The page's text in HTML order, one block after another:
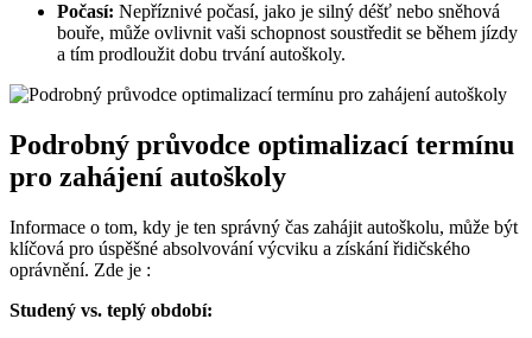
Počasí: Nepříznivé‌ počasí, jako‌ je silný déšť nebo sněhová
bouře, může ovlivnit vaši ‍schopnost soustředit⁣ se během jízdy​
a ‌tím prodloužit​ dobu trvání⁣ autoškoly.
Podrobný průvodce optimalizací ⁢termínu
pro zahájení ⁤autoškoly
Informace o tom,⁣ kdy⁣ je ten ‍správný ⁣čas ‍zahájit ​autoškolu, může být
klíčová pro úspěšné absolvování‍ výcviku a získání řidičského
oprávnění. Zde​ je :
Studený vs. teplý období: